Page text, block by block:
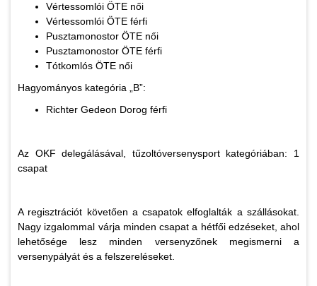
Vértessomlói ÖTE női
Vértessomlói ÖTE férfi
Pusztamonostor ÖTE női
Pusztamonostor ÖTE férfi
Tótkomlós ÖTE női
Hagyományos kategória „B”:
Richter Gedeon Dorog férfi
Az OKF delegálásával, tűzoltóversenysport kategóriában: 1
csapat
A regisztrációt követően a csapatok elfoglalták a szállásokat.
Nagy izgalommal várja minden csapat a hétfői edzéseket, ahol
lehetősége lesz minden versenyzőnek megismerni a
versenypályát és a felszereléseket.